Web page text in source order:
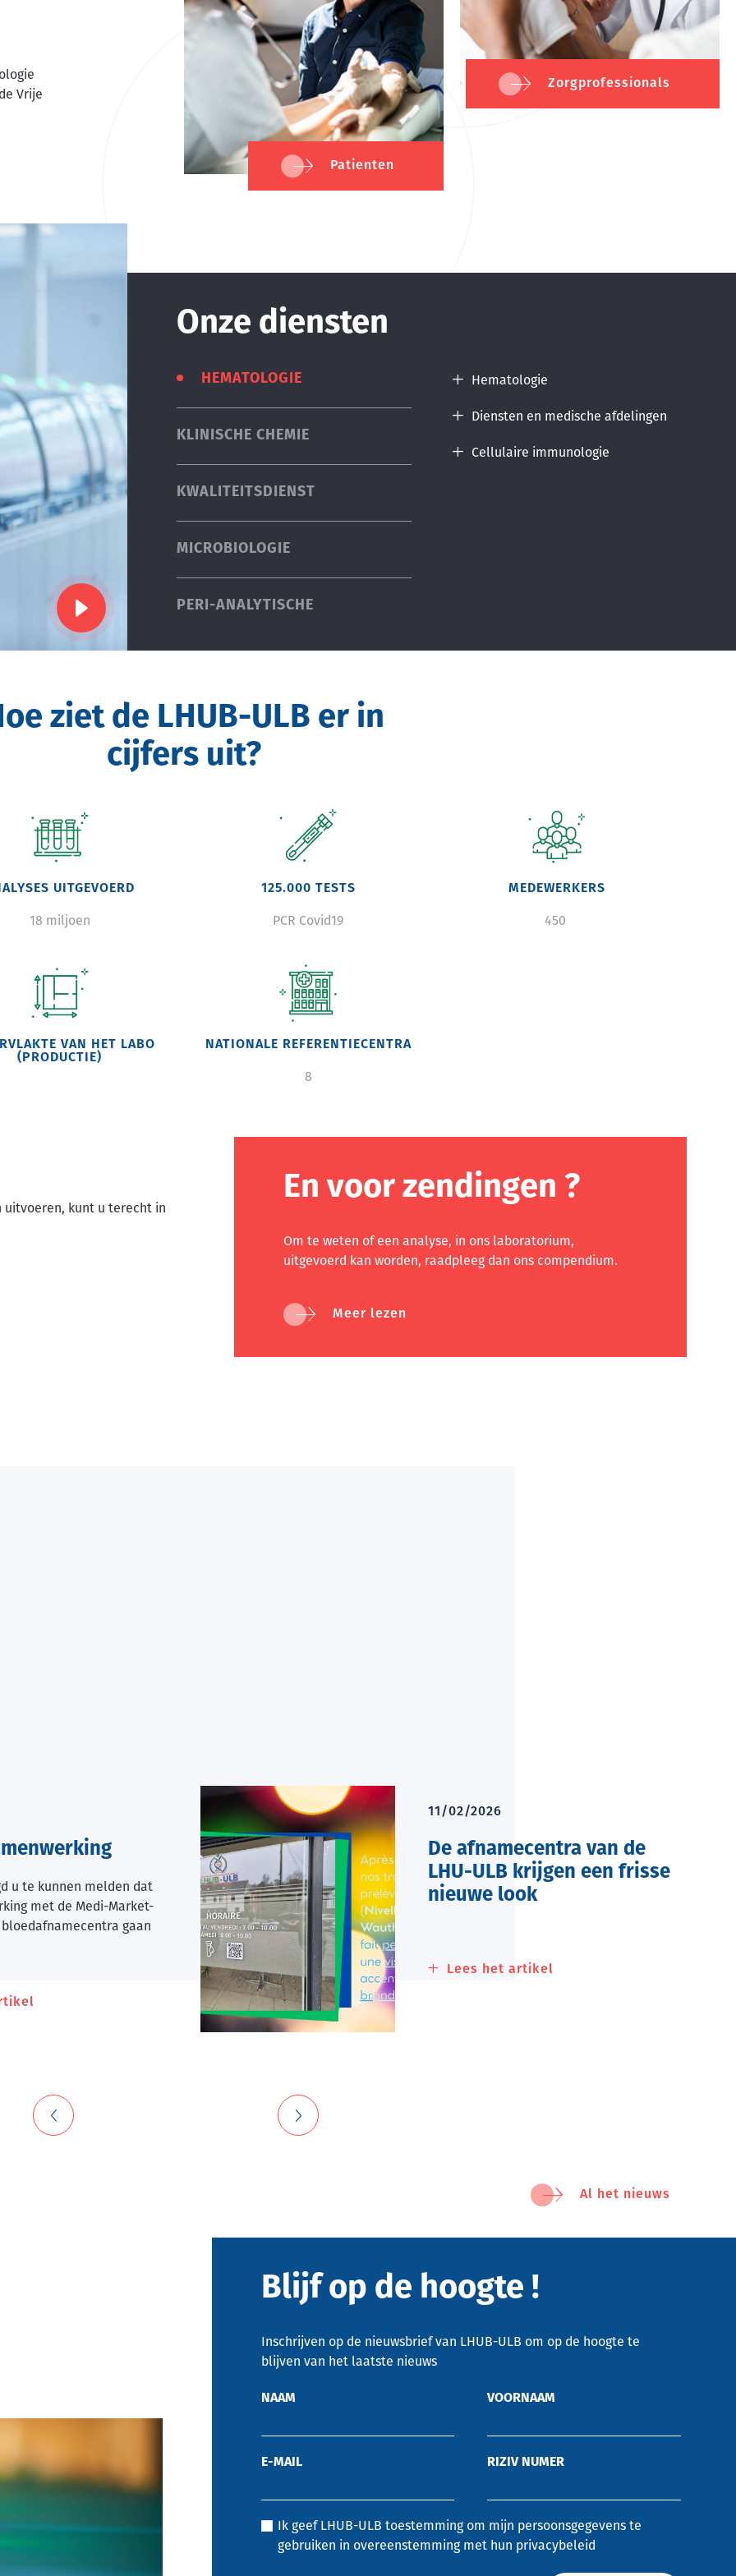
Patienten
Zorgprofessionals
Vrije
Play
Onze diensten
HEMATOLOGIE
KLINISCHE CHEMIE
KWALITEITSDIENST
MICROBIOLOGIE
PERI-ANALYTISCHE
Hematologie
Diensten en medische afdelingen
Cellulaire immunologie
ziet de LHUB-ULB er in
cijfers uit?
UITGEVOERD
18 miljoen
Image
125.000 TESTS
PCR Covid19
Image
MEDEWERKERS
450
VAN HET LABO
(PRODUCTIE)
NATIONALE REFERENTIECENTRA
8
kunt u terecht in
En voor zendingen ?
Om te weten of een analyse, in ons laboratorium,
uitgevoerd kan worden, raadpleeg dan ons compendium.
Meer lezen
u te kunnen melden dat
met de Medi-Market-
gaan
11/02/2026
De afnamecentra van de
LHU-ULB krijgen een frisse
nieuwe look
Lees het artikel
look
Al het nieuws
Blijf op de hoogte !
Inschrijven op de nieuwsbrief van LHUB-ULB om op de hoogte te
blijven van het laatste nieuws
NAAM VOORNAAM
E-MAIL RIZIV NUMER
Ik geef LHUB-ULB toestemming om mijn persoonsgegevens te
gebruiken in overeenstemming met hun privacybeleid